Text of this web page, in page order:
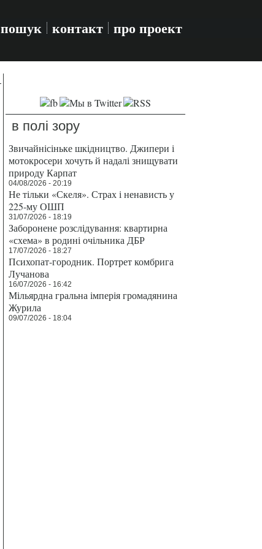
пошук контакт про проект
в полі зору
Звичайнісіньке шкідництво. Джипери і
мотокросери хочуть й надалі знищувати
природу Карпат
04/08/2026 - 20:19
Не тільки «Скеля». Страх і ненависть у
225-му ОШП
31/07/2026 - 18:19
Заборонене розслідування: квартирна
«схема» в родині очільника ДБР
17/07/2026 - 18:27
Психопат-городник. Портрет комбрига
Лучанова
16/07/2026 - 16:42
Мільярдна гральна імперія громадянина
Журила
09/07/2026 - 18:04